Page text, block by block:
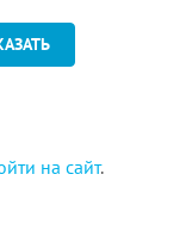
на сайт.